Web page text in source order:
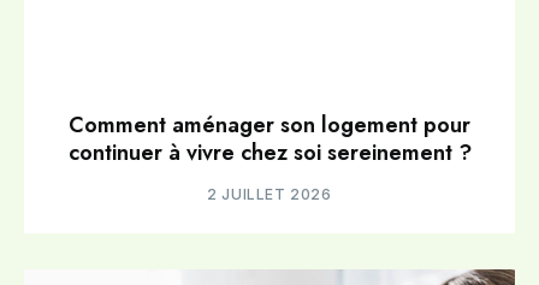
Comment aménager son logement pour
continuer à vivre chez soi sereinement ?
2 JUILLET 2026